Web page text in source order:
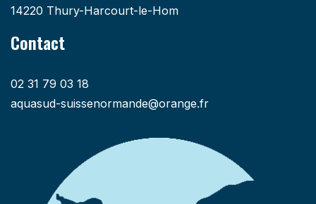
14220 Thury-Harcourt-le-Hom
Contact
02 31 79 03 18
aquasud-suissenormande@orange.fr